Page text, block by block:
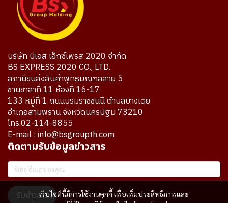
เว็บไซต์นี้มีการใช้งานคุกกี้ เพื่อเพิ่มประสิทธิภาพและ
บริษัท บีเอส เอ็กซ์เพรส 2020 จำกัด
BS EXPRESS 2020 CO., LTD.
สถานีขนส่งสินค้าพุทธมณฑลสาย 5
ชานชาลาที่ 11 ห้องที่ 16-17
133 หมู่ที่ 1 ถนนบรมราชชนนี ตำบลบางเตย
อำเภอสามพราน จังหวัดนครปฐม 73210
โทร.02-114-8855
E-mail : info@bsgroupth.com
ติดตามรับข้อมูลข่าวสาร
รับข่าวสาร